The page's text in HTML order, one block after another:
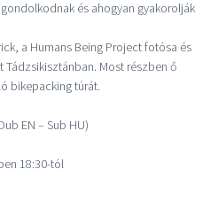
és ahogyan gyakorolják
a Humans Being Project fotósa és
Most részben ő
bikepacking túrát.
EN – Sub HU)
18:30-tól